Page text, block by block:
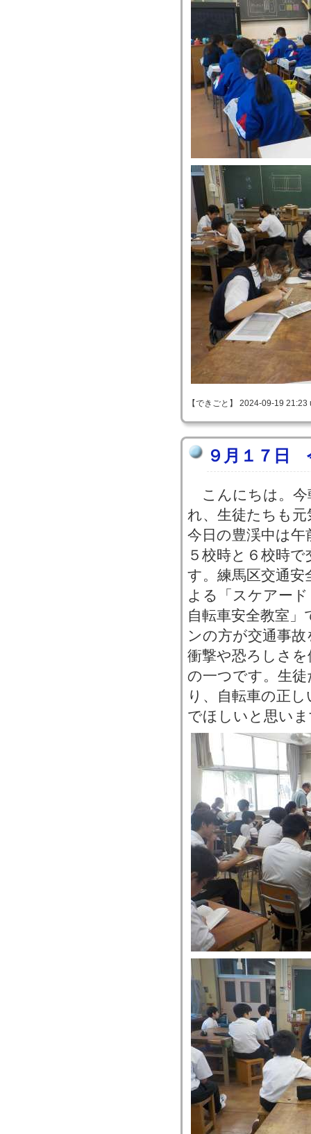
【できごと】 2024-09-19
９月１７日
こんにちは。今
れ、生徒たちも
今日の豊渓中は午
５校時と６校時
す。練馬区交通安
よる「スケアー
自転車安全教室
ンの方が交通事
衝撃や恐ろしさ
の一つです。生
り、自転車の正
でほしいと思い